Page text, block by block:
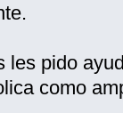
les pido
como